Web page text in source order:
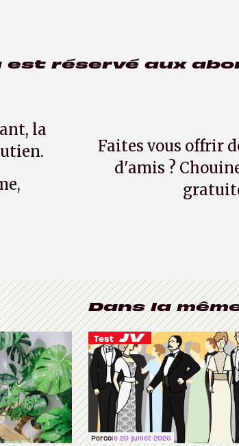
est réservé aux
la
Faites vous offrir
d'amis ?
Dans la
Test
Percole 20 juillet 2026